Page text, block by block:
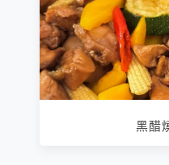
黑醋